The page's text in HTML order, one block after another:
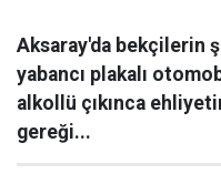
Aksaray'da bekçilerin
yabancı plakalı
alkollü çıkınca
gereği...